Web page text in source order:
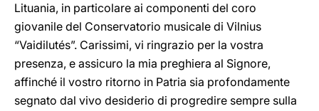
Lituania, in particolare ai componenti del coro
giovanile del Conservatorio musicale di Vilnius
“Vaidilutés”. Carissimi, vi ringrazio per la vostra
presenza, e assicuro la mia preghiera al Signore,
affinché il vostro ritorno in Patria sia profondamente
segnato dal vivo desiderio di progredire sempre sulla